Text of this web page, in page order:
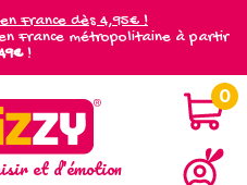
France dès 4,95€ !
France métropolitaine à partir
!
0
et d'émotion